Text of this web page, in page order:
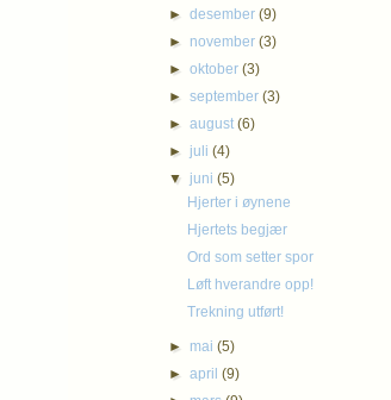
►desember(9)
► november(3)
►oktober(3)
►september(3)
►august(6)
► juli(4)
▼ juni(5)
Hjerter i øynene
Hjertets begjær
Ord som setter spor
Løft hverandre opp!
Trekning utført!
► mai(5)
►april(9)